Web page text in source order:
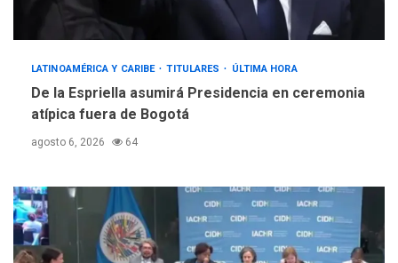
debate principios no
nucleares
ÚLTIMA HORA
Trump vuelve intenta
nuevamente limitar
LATINOAMÉRICA Y CARIBE TITULARES ÚLTIMA HORA
De la Espriella asumirá Presidencia en ceremonia
atípica fuera de Bogotá
agosto 6, 2026 64